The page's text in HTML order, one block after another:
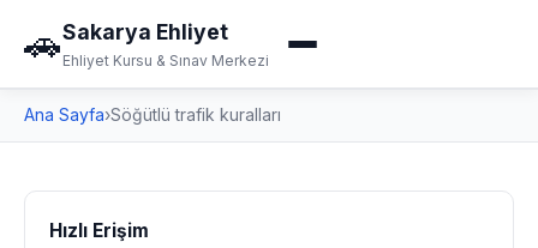
🚗Sakarya Ehliyet
Ehliyet Kursu & Sınav Merkezi
Ana Sayfa›Söğütlü trafik kuralları
Hızlı Erişim